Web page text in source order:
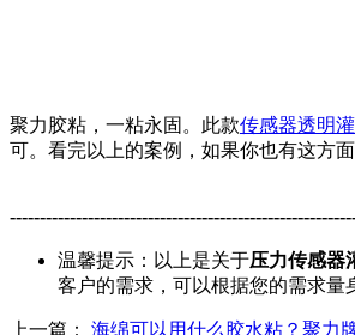
聚力胶粘，一粘永固。此款传感器透明
可。看完以上的案例，如果你也有这方
温馨提示：以上是关于压力传感器
客户的需求，可以根据您的需求量
上一篇： 海绵可以用什么胶水粘？聚力